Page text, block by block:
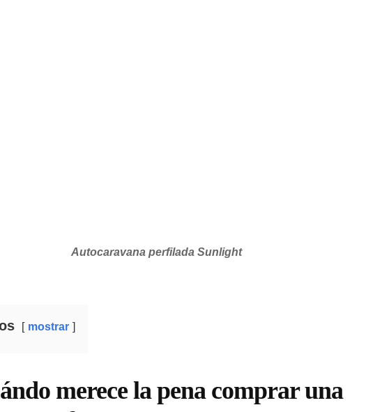
Autocaravana perfilada Sunlight
mostrar
merece la pena comprar una